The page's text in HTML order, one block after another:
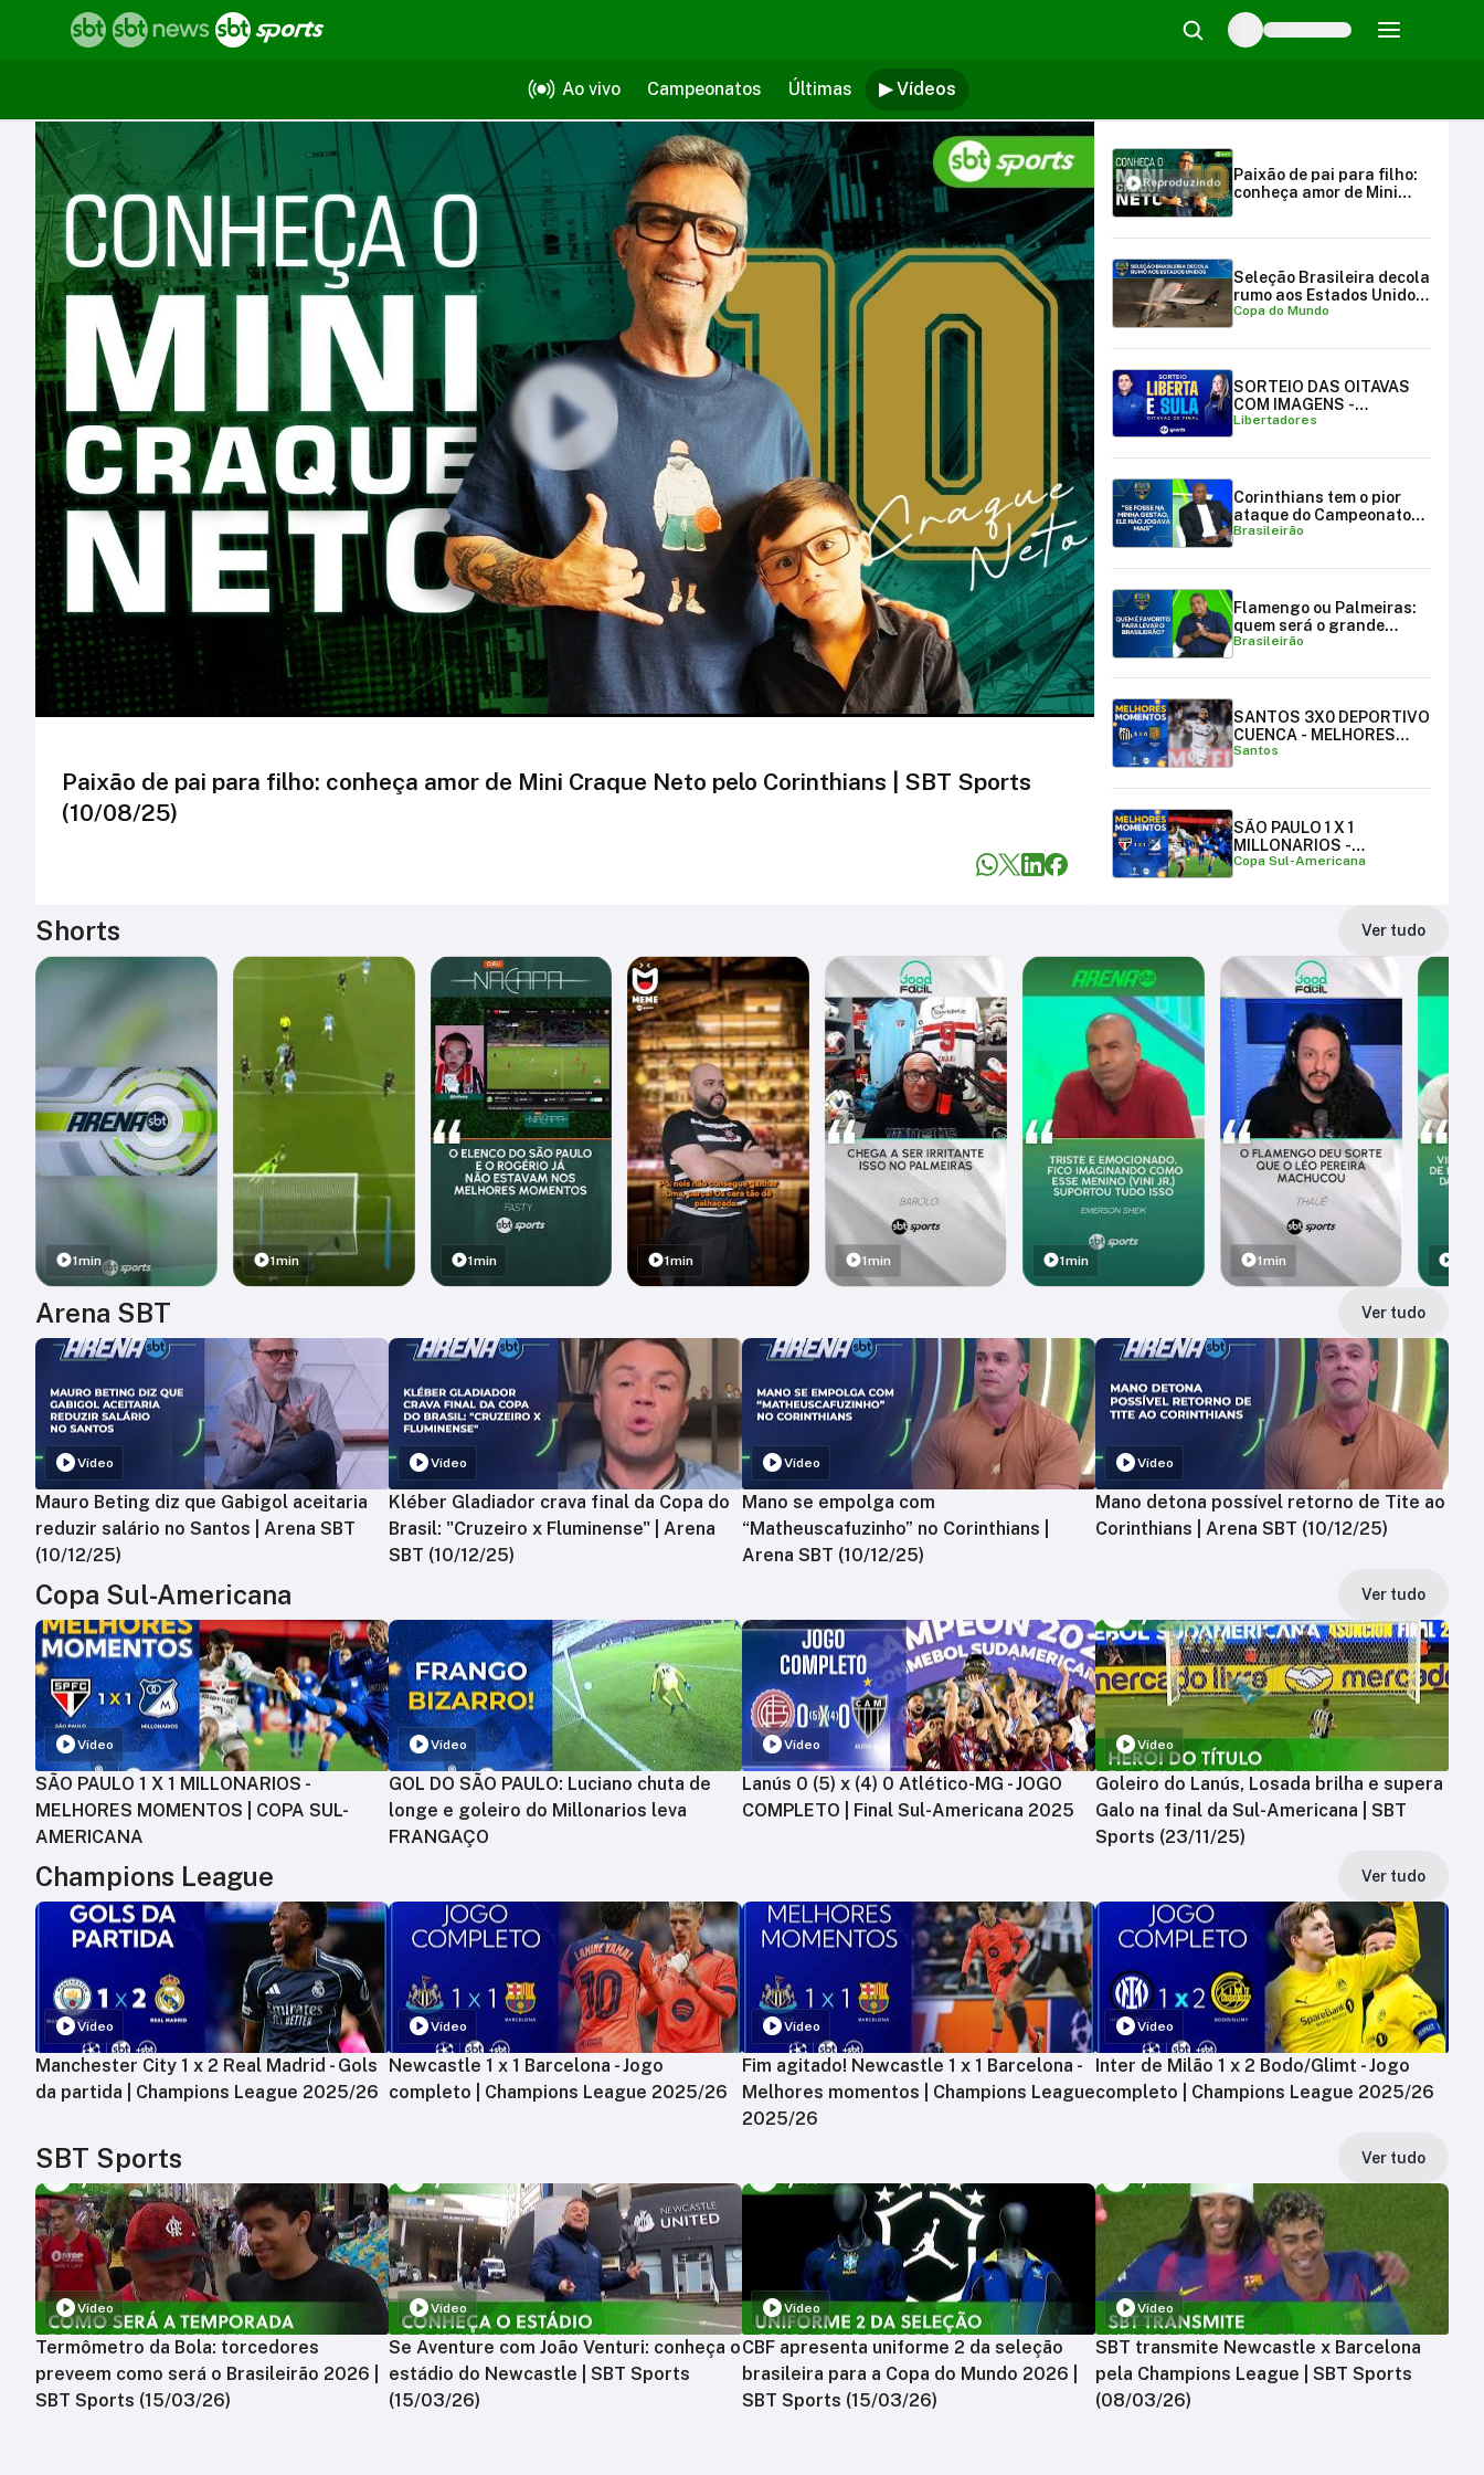
Ao vivo Campeonatos Últimas ▶ Vídeos
Vídeos
Paixão de pai para filho: conheça amor de Mini Craque Neto pelo Corinthians | SBT Sports
(10/08/25)
Reproduzindo
Paixão de pai para filho:
conheça amor de Mini
Seleção Brasileira decola
rumo aos Estados Unidos
para a Copa do Mundo
Copa do Mundo
SORTEIO DAS OITAVAS
COM IMAGENS -
LIBERTADORES E
Libertadores
Corinthians tem o pior
ataque do Campeonato
Brasileiro
Brasileirão
Flamengo ou Palmeiras:
quem será o grande
campeão brasileiro?
Brasileirão
SANTOS 3X0 DEPORTIVO
CUENCA - MELHORES
MOMENTOS
Santos
SÃO PAULO 1 X 1
MILLONARIOS -
MELHORES MOMENTOS |
Copa Sul-Americana
Shorts Ver tudo
1min 1min 1min 1min 1min 1min 1min
Arena SBT Ver tudo
Vídeo
Mauro Beting diz que Gabigol aceitaria
reduzir salário no Santos | Arena SBT
(10/12/25)
Vídeo
Kléber Gladiador crava final da Copa do
Brasil: "Cruzeiro x Fluminense" | Arena
SBT (10/12/25)
Vídeo
Mano se empolga com
“Matheuscafuzinho” no Corinthians |
Arena SBT (10/12/25)
Vídeo
Mano detona possível retorno de Tite ao
Corinthians | Arena SBT (10/12/25)
Copa Sul-Americana Ver tudo
Vídeo
SÃO PAULO 1 X 1 MILLONARIOS -
MELHORES MOMENTOS | COPA SUL-
AMERICANA
Vídeo
GOL DO SÃO PAULO: Luciano chuta de
longe e goleiro do Millonarios leva
FRANGAÇO
Vídeo
Lanús 0 (5) x (4) 0 Atlético-MG - JOGO
COMPLETO | Final Sul-Americana 2025
Vídeo
Goleiro do Lanús, Losada brilha e supera
Galo na final da Sul-Americana | SBT
Sports (23/11/25)
Champions League Ver tudo
Vídeo
Manchester City 1 x 2 Real Madrid - Gols
da partida | Champions League 2025/26
Vídeo
Newcastle 1 x 1 Barcelona - Jogo
completo | Champions League 2025/26
Vídeo
Fim agitado! Newcastle 1 x 1 Barcelona -
Melhores momentos | Champions League
2025/26
Vídeo
Inter de Milão 1 x 2 Bodo/Glimt - Jogo
completo | Champions League 2025/26
SBT Sports Ver tudo
Vídeo
Termômetro da Bola: torcedores
preveem como será o Brasileirão 2026 |
SBT Sports (15/03/26)
Vídeo
Se Aventure com João Venturi: conheça o
estádio do Newcastle | SBT Sports
(15/03/26)
Vídeo
CBF apresenta uniforme 2 da seleção
brasileira para a Copa do Mundo 2026 |
SBT Sports (15/03/26)
Vídeo
SBT transmite Newcastle x Barcelona
pela Champions League | SBT Sports
(08/03/26)